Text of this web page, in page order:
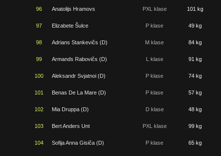
96 Anatolijs Hramovs PXL klase 101 kg
97 Elizabete Šulce P klase 49 kg
98 Adrians Stankevičs (D) M klase 84 kg
99 Armands Rabovičs (D) L klase 91 kg
100 Aleksandr Svjatnoi (D) P klase 74 kg
101 Benas De La Mare (D) P klase 57 kg
102 Mia Druppa (D) D klase 48 kg
103 Bert Anders Unt PXL klase 99 kg
104 Sofija Anna Gisiča (D) P klase 65 kg